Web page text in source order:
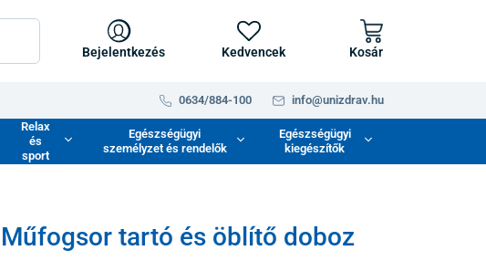
Bejelentkezés Kedvencek Kosár
0634/884-100 info@unizdrav.hu
Relax
és
sport
Egészségügyi
személyzet és rendelők
Egészségügyi
kiegészítők
Műfogsor tartó és öblítő doboz